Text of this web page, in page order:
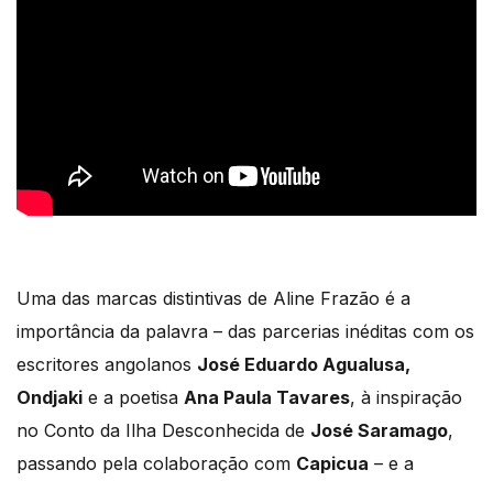
Uma das marcas distintivas de Aline Frazão é a
importância da palavra – das parcerias inéditas com os
escritores angolanos José Eduardo Agualusa,
Ondjaki e a poetisa Ana Paula Tavares, à inspiração
no Conto da Ilha Desconhecida de José Saramago,
passando pela colaboração com Capicua – e a